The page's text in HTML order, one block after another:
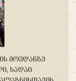
ᲛᲝᲔᲓᲐᲜᲖᲔ
ᲡᲐᲓᲐᲪ